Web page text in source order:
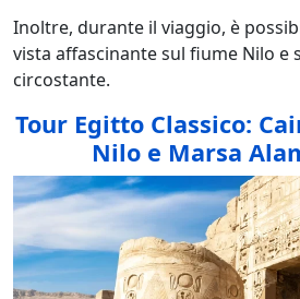
Inoltre, durante il viaggio, è
vista affascinante sul fiume Nilo e
circostante.
Tour Egitto Classico:
Nilo e Marsa